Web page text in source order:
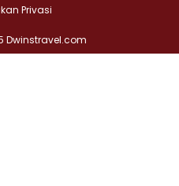
Privasi
Dwinstravel.com